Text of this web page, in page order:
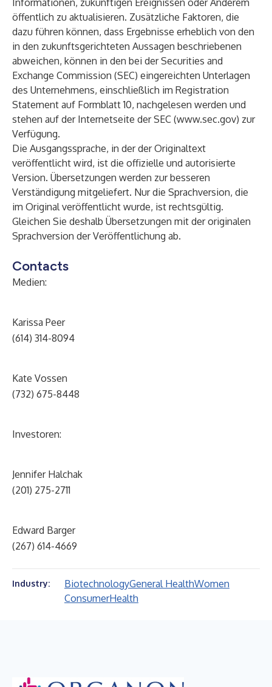
Informationen, zukünftigen Ereignissen oder Anderem
öffentlich zu aktualisieren. Zusätzliche Faktoren, die
dazu führen können, dass Ergebnisse erheblich von den
in den zukunftsgerichteten Aussagen beschriebenen
abweichen, können in den bei der Securities and
Exchange Commission (SEC) eingereichten Unterlagen
des Unternehmens, einschließlich im Registration
Statement auf Formblatt 10, nachgelesen werden und
stehen auf der Internetseite der SEC (www.sec.gov) zur
Verfügung.
Die Ausgangssprache, in der der Originaltext
veröffentlicht wird, ist die offizielle und autorisierte
Version. Übersetzungen werden zur besseren
Verständigung mitgeliefert. Nur die Sprachversion, die
im Original veröffentlicht wurde, ist rechtsgültig.
Gleichen Sie deshalb Übersetzungen mit der originalen
Sprachversion der Veröffentlichung ab.
Contacts
Medien:
Karissa Peer
(614) 314-8094
Kate Vossen
(732) 675-8448
Investoren:
Jennifer Halchak
(201) 275-2711
Edward Barger
(267) 614-4669
Industry: BiotechnologyGeneral HealthWomen
ConsumerHealth